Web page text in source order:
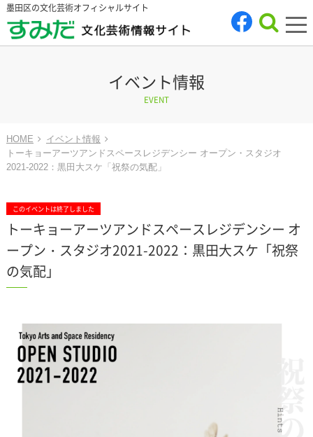
墨田区の文化芸術オフィシャルサイト
イベント情報
EVENT
HOME
イベント情報
トーキョーアーツアンドスペースレジデンシー オープン・スタジオ
2021-2022：黒田大スケ「祝祭の気配」
このイベントは終了しました
トーキョーアーツアンドスペースレジデンシー オ
ープン・スタジオ2021-2022：黒田大スケ「祝祭
の気配」